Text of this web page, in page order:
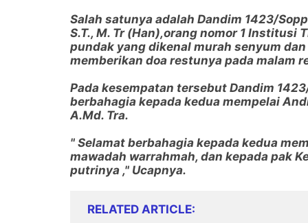
Salah satunya adalah Dandim 1423/
S.T., M. Tr (Han),orang nomor 1 Institusi
pundak yang dikenal murah senyum
memberikan doa restunya pada malam
Pada kesempatan tersebut Dandim
berbahagia kepada kedua mempelai
A.Md. Tra.
" Selamat berbahagia kepada kedua
mawadah warrahmah, dan kepada pak
putrinya ," Ucapnya.
RELATED ARTICLE